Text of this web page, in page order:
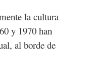
la cultura
y 1970 han
al borde de